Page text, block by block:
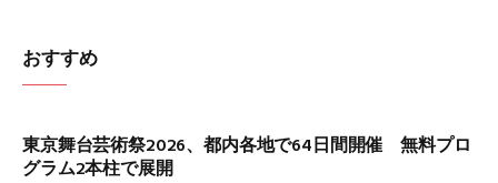
おすすめ
東京舞台芸術祭2026、都内各地で64日間開催 無料プロ
グラム2本柱で展開